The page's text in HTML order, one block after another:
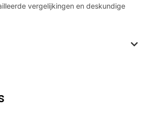
vergelijkingen en deskundige